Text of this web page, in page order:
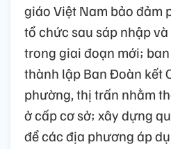
giáo Việt Nam bảo đảm
tổ chức sau sáp nhập
trong giai đoạn mới;
thành lập Ban Đoàn kết
phường, thị trấn nhằm
ở cấp cơ sở; xây dựng
để các địa phương áp